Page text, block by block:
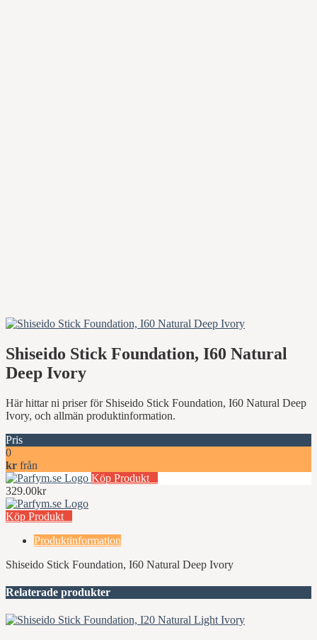
Shiseido Stick Foundation, I60 Natural
Deep Ivory
Här hittar ni priser för Shiseido Stick Foundation, I60 Natural Deep
Ivory, och allmän produktinformation.
Pris
0
kr från
Köp Produkt
329.00kr
Köp Produkt
Produktinformation
Shiseido Stick Foundation, I60 Natural Deep Ivory
Relaterade produkter